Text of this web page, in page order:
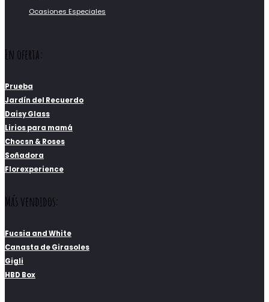
Ocasiones Especiales
En oferta:
Prueba
Jardín del Recuerdo
Daisy Glass
Lirios para mamá
Chocsn & Roses
Soñadora
Florexperience
Más vendidos:
Fucsia and White
Canasta de Girasoles
Gigli
HBD Box